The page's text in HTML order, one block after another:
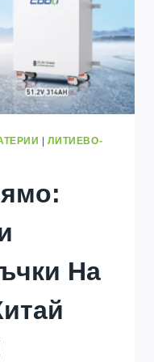
|ЛИТИЕВО-
На